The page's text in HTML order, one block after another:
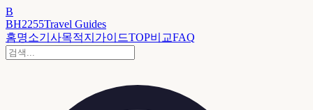
B
BH2255Travel Guides
홈명소기사목적지 가이드TOP비교FAQ